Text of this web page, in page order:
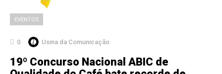
EVENTOS
0 Usina da Comunicação
19º Concurso Nacional ABIC de